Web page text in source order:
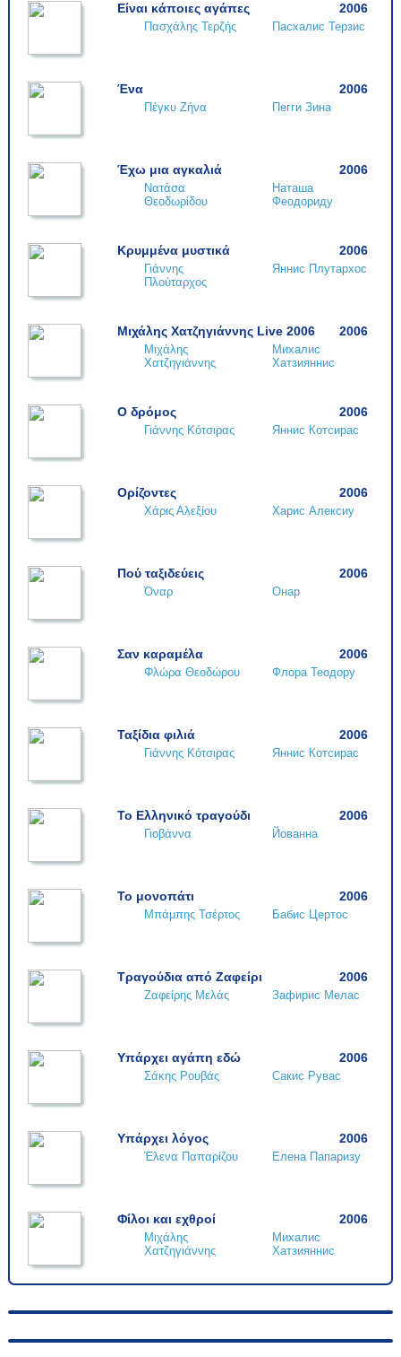
Είναι κάποιες αγάπες 2006
Πασχάλης Τερζής Пасхалис Терзис
Ένα 2006
Πέγκυ Ζήνα Пегги Зина
Έχω μια αγκαλιά 2006
Νατάσα
Θεοδωρίδου
Наташа
Феодориду
Κρυμμένα μυστικά 2006
Γιάννης
Πλούταρχος
Яннис Плутархос
Μιχάλης Χατζηγιάννης Live 2006 2006
Μιχάλης
Χατζηγιάννης
Михалис
Хатзияннис
Ο δρόμος 2006
Γιάννης Κότσιρας Яннис Котсирас
Ορίζοντες 2006
Χάρις Αλεξίου Харис Алексиу
Πού ταξιδεύεις 2006
Όναρ Онар
Σαν καραμέλα 2006
Φλώρα Θεοδώρου Флора Теодору
Ταξίδια φιλιά 2006
Γιάννης Κότσιρας Яннис Котсирас
Το Ελληνικό τραγούδι 2006
Γιοβάννα Йованна
Το μονοπάτι 2006
Μπάμπης Τσέρτος Бабис Цертос
Τραγούδια από Ζαφείρι 2006
Ζαφείρης Μελάς Зафирис Мелас
Υπάρχει αγάπη εδώ 2006
Σάκης Ρουβάς Сакис Рувас
Υπάρχει λόγος 2006
Έλενα Παπαρίζου Елена Папаризу
Φίλοι και εχθροί 2006
Μιχάλης
Χατζηγιάννης
Михалис
Хатзияннис